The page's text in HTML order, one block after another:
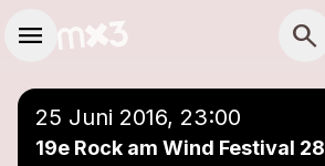
menu search
25 Juni 2016, 23:00
19e Rock am Wind Festival
Einer Playlist hinzufügen